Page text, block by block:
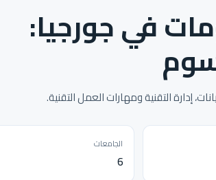
في جورجيا:
إدارة التقنية ومهارات العمل التقنية.
الجامعات
6